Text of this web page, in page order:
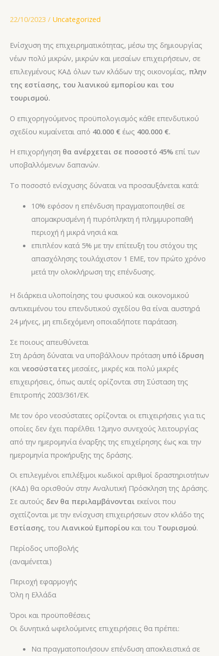
22/10/2023 / Uncategorized
Ενίσχυση της επιχειρηματικότητας, μέσω της δημιουργίας
νέων πολύ μικρών, μικρών και μεσαίων επιχειρήσεων, σε
επιλεγμένους ΚΑΔ όλων των κλάδων της οικονομίας, πλην
της εστίασης, του λιανικού εμπορίου και του
τουρισμού.
Ο επιχορηγούμενος προϋπολογισμός κάθε επενδυτικού
σχεδίου κυμαίνεται από ​ 40.000 € έως 400.000 €.
Η επιχορήγηση θα ανέρχεται σε ποσοστό 45% επί των
υποβαλλόμενων δαπανών.
Το ποσοστό ενίσχυσης δύναται να προσαυξάνεται κατά:
​10% εφόσον η επένδυση πραγματοποιηθεί σε
απομακρυσμένη ή πυρόπληκτη ή πλημμυροπαθή
περιοχή ή μικρά νησιά και
επιπλέον κατά 5% με την επίτευξη του στόχου της
απασχόλησης τουλάχιστον 1 ΕΜΕ, τον πρώτο χρόνο
μετά την ολοκλήρωση της επένδυσης.
Η διάρκεια υλοποίησης του φυσικού και οικονομικού
αντικειμένου του επενδυτικού σχεδίου θα είναι αυστηρά
24 μήνες, μη επιδεχόμενη οποιαδήποτε παράταση.
Σε ποιους απευθύνεται
Στη Δράση δύναται να υποβάλλουν πρόταση υπό ίδρυση
και νεοσύστατες μεσαίες, μικρές και πολύ μικρές
επιχειρήσεις, όπως αυτές ορίζονται στη Σύσταση της
Επιτροπής 2003/361/ΕΚ.
Με τον όρο νεοσύστατες ορίζονται οι επιχειρήσεις για τις
οποίες δεν έχει παρέλθει 12μηνο​​ συνεχούς λειτουργίας
από την ημερομηνία έναρξης της επιχείρησης έως και την
ημερομηνία προκήρυξης της δράσης.
Οι επιλεγμένοι επιλέξιμοι κωδικοί αριθμοί δραστηριοτήτων
(ΚΑΔ) θα ορισθούν στην Αναλυτική Πρόσκληση της Δράσης.
Σε αυτούς δεν θα περιλαμβάνονται εκείνοι που
σχετίζονται με την ενίσχυση επιχειρήσεων στον κλάδο της
Εστίασης, του Λιανικού Εμπορίου και του Τουρισμού.
Περίοδος υποβολής
(αναμένεται)
Περιοχή εφαρμογής
Όλη η Ελλάδα
Όροι και προϋποθέσεις
Οι δυνητικά ωφελούμενες επιχειρήσεις θα πρέπει:
Να πραγματοποιήσουν επένδυση αποκλειστικά σε